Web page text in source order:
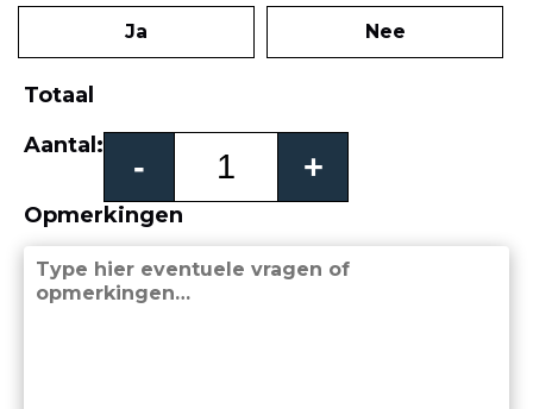
Ja Nee
Totaal
Aantal:
-
Roma
+
Opmerkingen